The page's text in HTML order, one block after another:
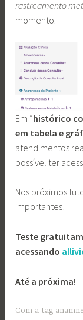
rastreamento
momento.
Em “histórico
em tabela e
atendimentos
possível ter
Nos próximos
importantes!
Teste
acessando
Até a próxima!
Com a tag